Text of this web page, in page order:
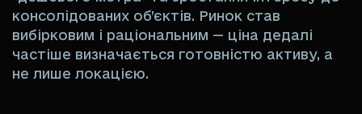
консолідованих об’єктів. Ринок став
вибірковим і раціональним — ціна дедалі
частіше визначається готовністю активу, а
не лише локацією.